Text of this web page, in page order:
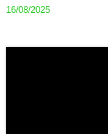
16/08/2025